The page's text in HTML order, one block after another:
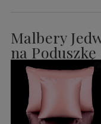
Malbery
na